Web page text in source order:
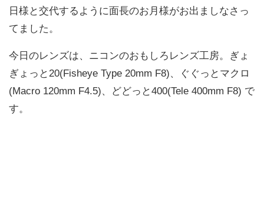
日様と交代するように面長のお月様がお出ましなさっ
てました。
今日のレンズは、ニコンのおもしろレンズ工房。ぎょ
ぎょっと20(Fisheye Type 20mm F8)、ぐぐっとマクロ
(Macro 120mm F4.5)、どどっと400(Tele 400mm F8) で
す。